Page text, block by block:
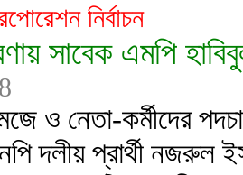
নির্বাচন
সাবেক এমপি
ও নেতা-কর্মীদের
দলীয় প্রার্থী নজরুল